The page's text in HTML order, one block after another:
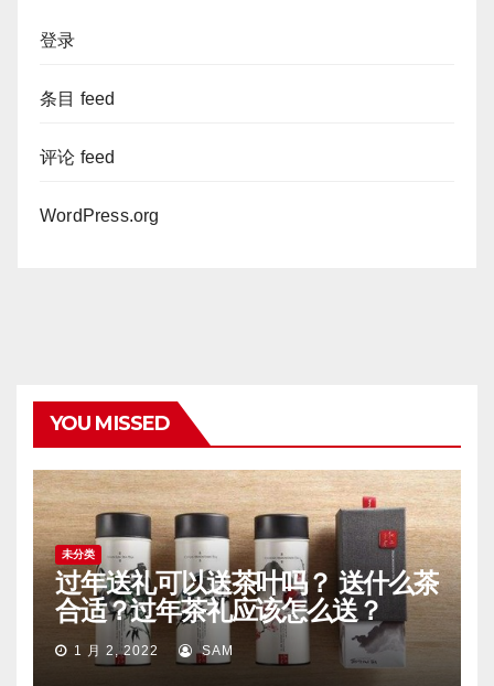
登录
条目 feed
评论 feed
WordPress.org
YOU MISSED
未分类
过年送礼可以送茶叶吗？ 送什么茶
合适？过年茶礼应该怎么送？
1 月 2, 2022 SAM